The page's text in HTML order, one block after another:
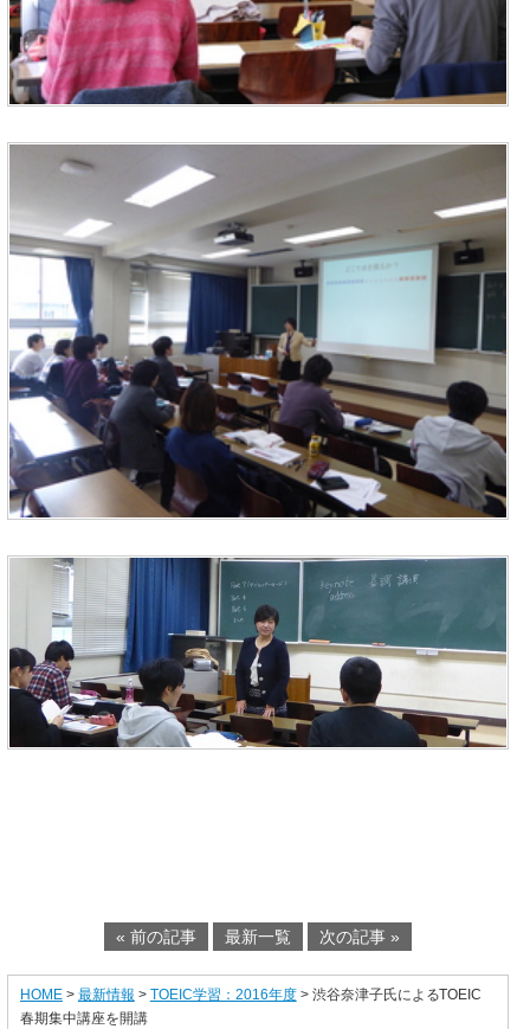
« 前の記事 最新一覧 次の記事 »
HOME> 最新情報 > TOEIC学習：2016年度> 渋谷奈津子氏によるTOEIC
春期集中講座を開講